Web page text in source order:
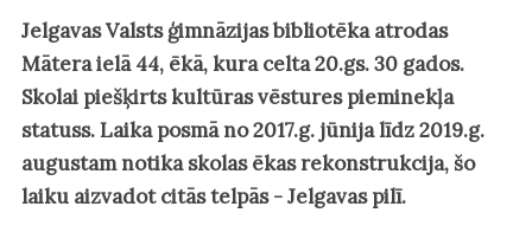
Jelgavas Valsts ģimnāzijas bibliotēka atrodas
Mātera ielā 44, ēkā, kura celta 20.gs. 30 gados.
Skolai piešķirts kultūras vēstures pieminekļa
statuss. Laika posmā no 2017.g. jūnija līdz 2019.g.
augustam notika skolas ēkas rekonstrukcija, šo
laiku aizvadot citās telpās - Jelgavas pilī.